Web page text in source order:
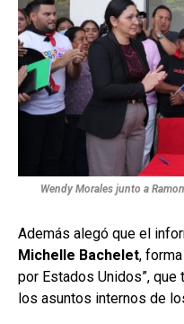
Wendy Morales junto a
Además alegó que el
Michelle Bachelet,
por Estados Unidos”,
los asuntos internos de